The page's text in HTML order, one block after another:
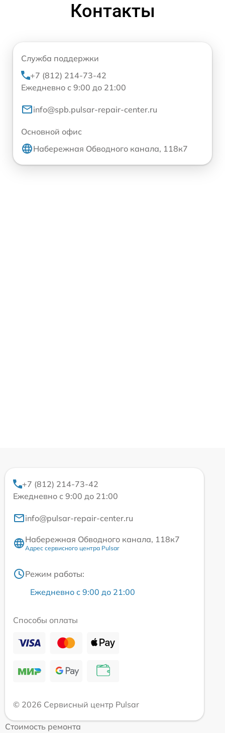
Контакты
Служба поддержки
+7 (812) 214-73-42
Ежедневно с 9:00 до 21:00
info@spb.pulsar-repair-center.ru
Основной офис
Набережная Обводного канала, 118к7
+7 (812) 214-73-42
Ежедневно с 9:00 до 21:00
info@pulsar-repair-center.ru
Набережная Обводного канала, 118к7
Адрес сервисного центра Pulsar
Режим работы:
Ежедневно с 9:00 до 21:00
Способы оплаты
© 2026 Сервисный центр Pulsar
Стоимость ремонта